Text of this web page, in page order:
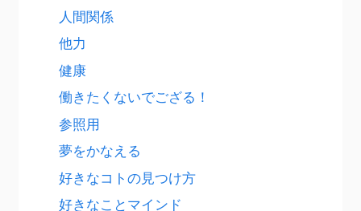
人間関係
他力
健康
働きたくないでござる！
参照用
夢をかなえる
好きなコトの見つけ方
好きなことマインド